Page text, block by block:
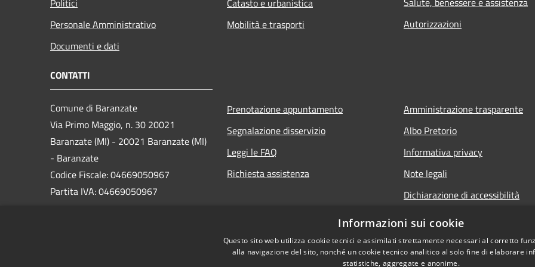
Politici
Personale Amministrativo
Documenti e dati
Catasto e urbanistica
Mobilità e trasporti
Autorizzazioni
CONTATTI
Comune di Baranzate
Via Primo Maggio, n. 30 20021
Baranzate (MI) - 20021 Baranzate (MI)
- Baranzate
Codice Fiscale: 04669050967
Partita IVA: 04669050967
Prenotazione appuntamento
Segnalazione disservizio
Leggi le FAQ
Richiesta assistenza
Amministrazione trasparente
Albo Pretorio
Informativa privacy
Note legali
Dichiarazione di accessibilità
Informazioni sui cookie
Questo sito web utilizza cookie tecnici e assimilati strettamente necessari al corretto
alla navigazione del sito, nonché un cookie tecnico analitico al solo fine di elaborare
statistiche, aggregate e anonime.